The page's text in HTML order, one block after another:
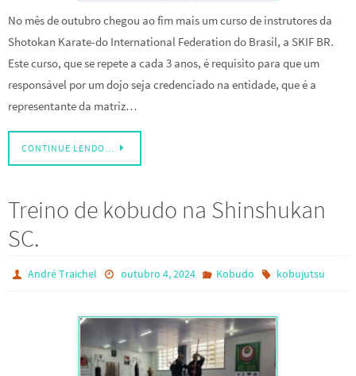
No mês de outubro chegou ao fim mais um curso de instrutores da
Shotokan Karate-do International Federation do Brasil, a SKIF BR.
Este curso, que se repete a cada 3 anos, é requisito para que um
responsável por um dojo seja credenciado na entidade, que é a
representante da matriz…
CONTINUE LENDO…
Treino de kobudo na Shinshukan
SC.
André Traichel outubro 4, 2024 Kobudo kobujutsu